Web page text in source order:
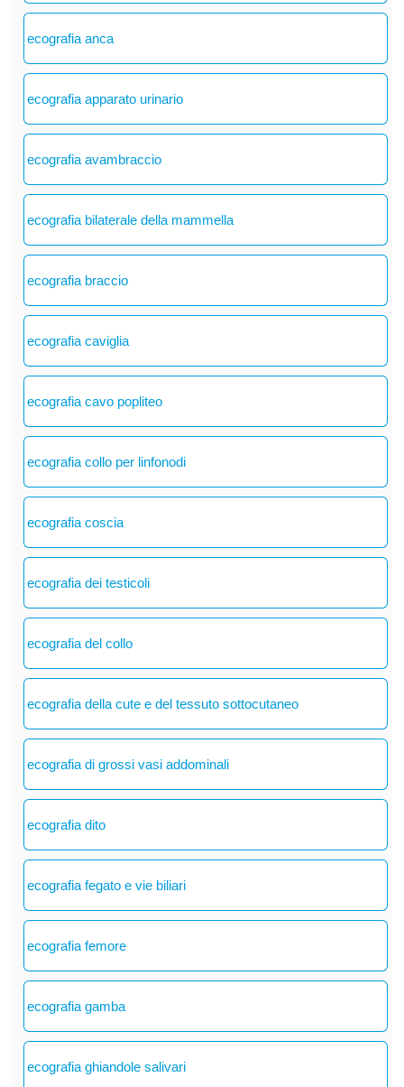
ecografia anca
ecografia apparato urinario
ecografia avambraccio
ecografia bilaterale della mammella
ecografia braccio
ecografia caviglia
ecografia cavo popliteo
ecografia collo per linfonodi
ecografia coscia
ecografia dei testicoli
ecografia del collo
ecografia della cute e del tessuto sottocutaneo
ecografia di grossi vasi addominali
ecografia dito
ecografia fegato e vie biliari
ecografia femore
ecografia gamba
ecografia ghiandole salivari